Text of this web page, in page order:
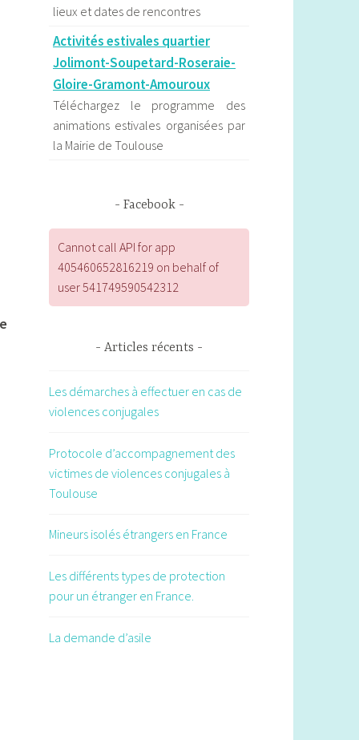
lieux et dates de rencontres
Activités estivales quartier
Jolimont-Soupetard-Roseraie-
Gloire-Gramont-Amouroux
Téléchargez le programme des
animations estivales organisées par
la Mairie de Toulouse
des genres & Culture de la Petite
destination des professionnelles du
spectacle vivant et de la culture.
Les actualités de l'observatoire
L’Observatoire régional de la parité
public sur l’égalité entre les femmes
et les hommes en publiant des
fréquemment exploités par la
presse régionale.
Les étapes du déconfinement à
Calendrier, établissements
principales étapes du
déconfinement.
"La femme que nous sommes",
Facebook
Cannot call API for app
405460652816219 on behalf of
user 541749590542312
Articles récents
Les démarches à effectuer en cas de
violences conjugales
Protocole d’accompagnement des
victimes de violences conjugales à
Toulouse
Mineurs isolés étrangers en France
Les différents types de protection
pour un étranger en France.
La demande d’asile